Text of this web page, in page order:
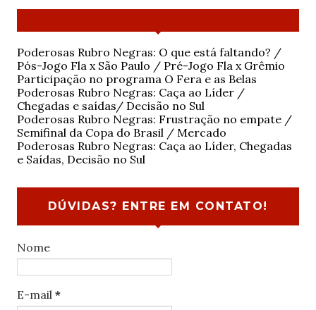
Poderosas Rubro Negras: O que está faltando? /
Pós-Jogo Fla x São Paulo / Pré-Jogo Fla x Grêmio
Participação no programa O Fera e as Belas
Poderosas Rubro Negras: Caça ao Líder /
Chegadas e saídas/ Decisão no Sul
Poderosas Rubro Negras: Frustração no empate /
Semifinal da Copa do Brasil / Mercado
Poderosas Rubro Negras: Caça ao Líder, Chegadas
e Saídas, Decisão no Sul
DÚVIDAS? ENTRE EM CONTATO!
Nome
E-mail *